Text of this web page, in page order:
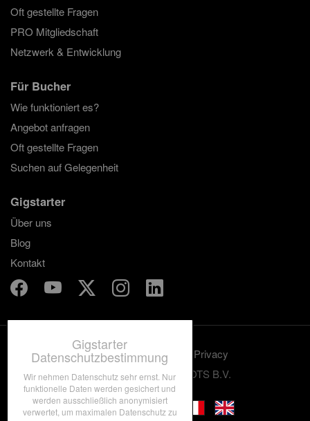
Oft gestellte Fragen
PRO Mitgliedschaft
Netzwerk & Entwicklung
Für Bucher
Wie funktioniert es?
Angebot anfragen
Oft gestellte Fragen
Suchen auf Gelegenheit
Gigstarter
Über uns
Blog
Kontakt
Benutzungskonditionen
Privacy
© 2012-2026 GRASSROOTS B.V.
Gigstarter
Datenschutzbestimmung
Wir nehmen Datenschutz sehr ernst. Nur
funktionelle Daten werden gesichert und
werden ausschließlich anonymisiert
verwertet, um maximalen Datenschutz zu